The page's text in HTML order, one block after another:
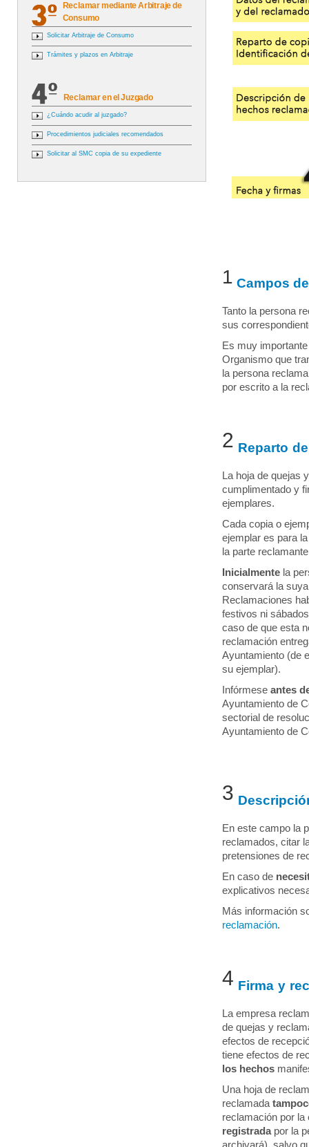
Reclamar mediante Arbitraje de
Consumo
Solicitar Arbitraje de Consumo
Trámites y plazos en Arbitraje
Reclamar en el Juzgado
¿Cuándo acudir al juzgado?
Procedimientos judiciales recomendados
Solicitar al SMC copia de su expediente
1 Campos
Tanto la persona
sus
Es muy
Organismo que
la persona
por escrito a la
2 Reparto
La hoja de quejas
cumplimentado y
ejemplares.
Cada copia o
ejemplar es para
la parte
Inicialmente la
conservará la
Reclamaciones
festivos ni
caso de que esta
reclamación
Ayuntamiento (de
su ejemplar).
Infórmeseantes
Ayuntamiento de
sectorial de
Ayuntamiento de
3
En este campo la
reclamados, citar
pretensiones de
En caso de
explicativos
Más información
reclamación.
4 Firma y
La empresa
de quejas y
efectos de
tiene efectos de
los hechos
Una hoja de
reclamada
reclamación por
registradapor la